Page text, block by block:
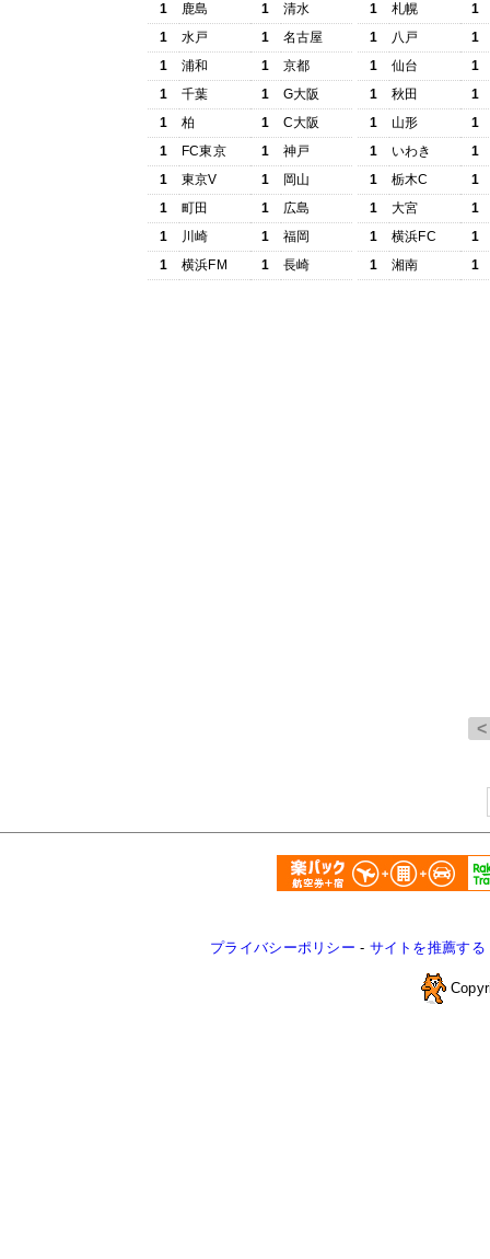
1 鹿島 1
清水
1
水戸 1
名古屋
1
浦和 1
京都
1
千葉 1
G大阪
1
柏 1
C大阪
1
FC東京 1
神戸
1
東京V 1
岡山
1
町田 1
広島
1
川崎 1
福岡
1
横浜FM 1 長崎
1 札幌
1
1
八戸
1
1
仙台
1
1
秋田
1
1
山形
1
1
いわき
1
1
栃木C
1
1
大宮
1
1
横浜FC
1
1
湘南 1
プライバシーポリシー - サイトを推薦する